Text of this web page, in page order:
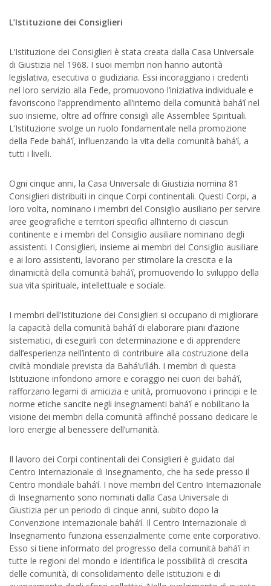
L’Istituzione dei Consiglieri
L’Istituzione dei Consiglieri è stata creata dalla Casa Universale
di Giustizia nel 1968. I suoi membri non hanno autorità
legislativa, esecutiva o giudiziaria. Essi incoraggiano i credenti
nel loro servizio alla Fede, promuovono l’iniziativa individuale e
favoriscono l’apprendimento all’interno della comunità bahá’í nel
suo insieme, oltre ad offrire consigli alle Assemblee Spirituali.
L’Istituzione svolge un ruolo fondamentale nella promozione
della Fede bahá’í, influenzando la vita della comunità bahá’í, a
tutti i livelli.
Ogni cinque anni, la Casa Universale di Giustizia nomina 81
Consiglieri distribuiti in cinque Corpi continentali. Questi Corpi, a
loro volta, nominano i membri del Consiglio ausiliario per servire
aree geografiche e territori specifici all’interno di ciascun
continente e i membri del Consiglio ausiliare nominano degli
assistenti. I Consiglieri, insieme ai membri del Consiglio ausiliare
e ai loro assistenti, lavorano per stimolare la crescita e la
dinamicità della comunità bahá’í, promuovendo lo sviluppo della
sua vita spirituale, intellettuale e sociale.
I membri dell’Istituzione dei Consiglieri si occupano di migliorare
la capacità della comunità bahá’í di elaborare piani d’azione
sistematici, di eseguirli con determinazione e di apprendere
dall’esperienza nell’intento di contribuire alla costruzione della
civiltà mondiale prevista da Bahá’u’lláh. I membri di questa
Istituzione infondono amore e coraggio nei cuori dei bahá’í,
rafforzano legami di amicizia e unità, promuovono i principi e le
norme etiche sancite negli insegnamenti bahá’í e nobilitano la
visione dei membri della comunità affinché possano dedicare le
loro energie al benessere dell’umanità.
Il lavoro dei Corpi continentali dei Consiglieri è guidato dal
Centro Internazionale di Insegnamento, che ha sede presso il
Centro mondiale bahá’í. I nove membri del Centro Internazionale
di Insegnamento sono nominati dalla Casa Universale di
Giustizia per un periodo di cinque anni, subito dopo la
Convenzione internazionale bahá’í. Il Centro Internazionale di
Insegnamento funziona essenzialmente come ente corporativo.
Esso si tiene informato del progresso della comunità bahá’í in
tutte le regioni del mondo e identifica le possibilità di crescita
delle comunità, di consolidamento delle istituzioni e di